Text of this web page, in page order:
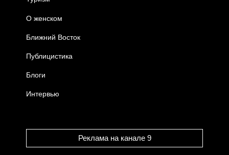
О женском
Ближний Восток
Публицистика
Блоги
Интервью
Реклама на канале 9